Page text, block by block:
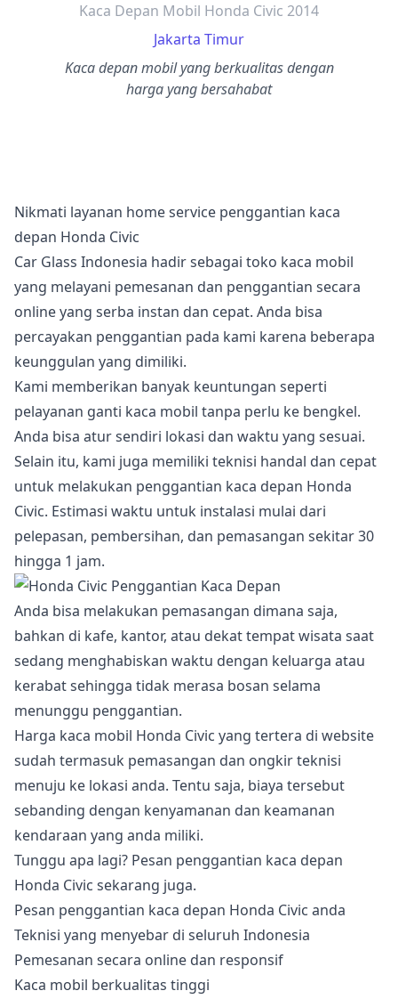
Kaca Depan Mobil Honda Civic 2014
Jakarta Timur
Kaca depan mobil yang berkualitas dengan
harga yang bersahabat
Nikmati layanan home service penggantian kaca
depan Honda Civic
Car Glass Indonesia hadir sebagai toko kaca mobil
yang melayani pemesanan dan penggantian secara
online yang serba instan dan cepat. Anda bisa
percayakan penggantian pada kami karena beberapa
keunggulan yang dimiliki.
Kami memberikan banyak keuntungan seperti
pelayanan ganti kaca mobil tanpa perlu ke bengkel.
Anda bisa atur sendiri lokasi dan waktu yang sesuai.
Selain itu, kami juga memiliki teknisi handal dan cepat
untuk melakukan penggantian kaca depan Honda
Civic. Estimasi waktu untuk instalasi mulai dari
pelepasan, pembersihan, dan pemasangan sekitar 30
hingga 1 jam.
Anda bisa melakukan pemasangan dimana saja,
bahkan di kafe, kantor, atau dekat tempat wisata saat
sedang menghabiskan waktu dengan keluarga atau
kerabat sehingga tidak merasa bosan selama
menunggu penggantian.
Harga kaca mobil Honda Civic yang tertera di website
sudah termasuk pemasangan dan ongkir teknisi
menuju ke lokasi anda. Tentu saja, biaya tersebut
sebanding dengan kenyamanan dan keamanan
kendaraan yang anda miliki.
Tunggu apa lagi? Pesan penggantian kaca depan
Honda Civic sekarang juga.
Pesan penggantian kaca depan Honda Civic anda
Teknisi yang menyebar di seluruh Indonesia
Pemesanan secara online dan responsif
Kaca mobil berkualitas tinggi